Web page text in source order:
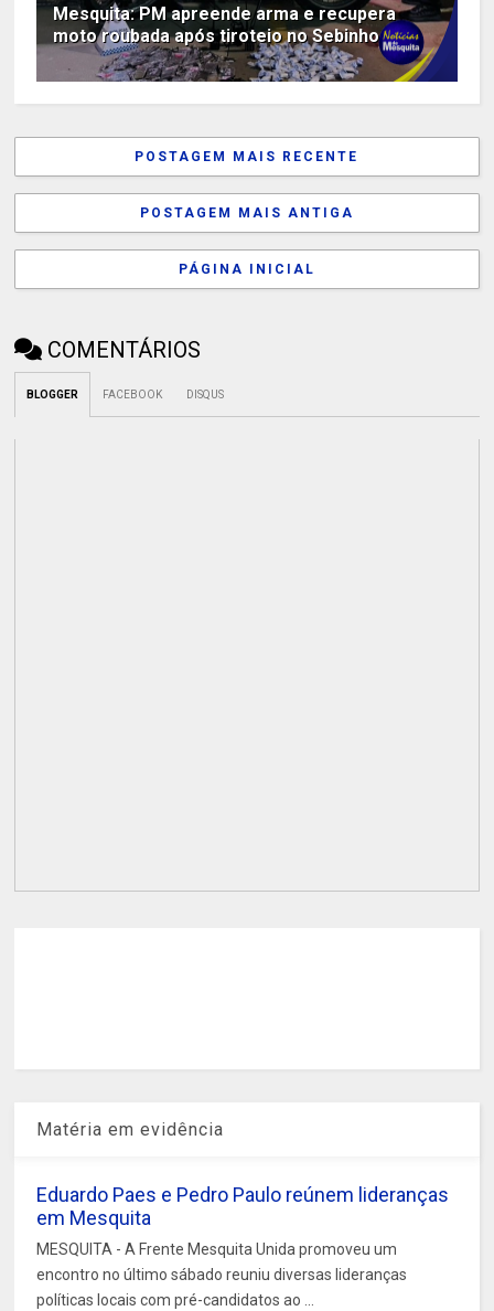
Mesquita: PM apreende arma e recupera
moto roubada após tiroteio no Sebinho
POSTAGEM MAIS RECENTE
POSTAGEM MAIS ANTIGA
PÁGINA INICIAL
COMENTÁRIOS
BLOGGER FACEBOOK DISQUS
Matéria em evidência
Eduardo Paes e Pedro Paulo reúnem lideranças
em Mesquita
MESQUITA - A Frente Mesquita Unida promoveu um
encontro no último sábado reuniu diversas lideranças
políticas locais com pré-candidatos ao ...